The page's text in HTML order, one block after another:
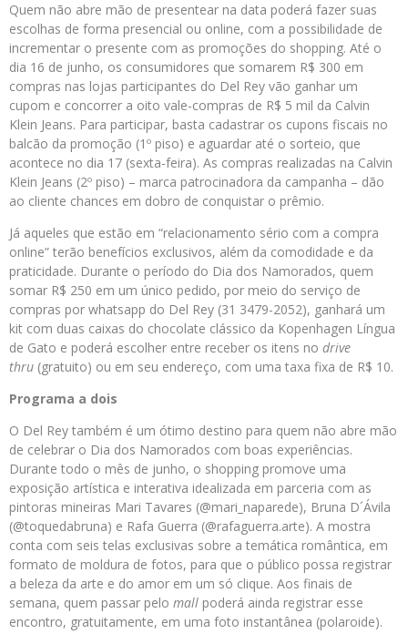
Quem não abre mão de presentear na data poderá fazer suas
escolhas de forma presencial ou online, com a possibilidade de
incrementar o presente com as promoções do shopping. Até o
dia 16 de junho, os consumidores que somarem R$ 300 em
compras nas lojas participantes do Del Rey vão ganhar um
cupom e concorrer a oito vale-compras de R$ 5 mil da Calvin
Klein Jeans. Para participar, basta cadastrar os cupons fiscais no
balcão da promoção (1º piso) e aguardar até o sorteio, que
acontece no dia 17 (sexta-feira). As compras realizadas na Calvin
Klein Jeans (2º piso) – marca patrocinadora da campanha – dão
ao cliente chances em dobro de conquistar o prêmio.
Já aqueles que estão em “relacionamento sério com a compra
online” terão benefícios exclusivos, além da comodidade e da
praticidade. Durante o período do Dia dos Namorados, quem
somar R$ 250 em um único pedido, por meio do serviço de
compras por whatsapp do Del Rey (31 3479-2052), ganhará um
kit com duas caixas do chocolate clássico da Kopenhagen Língua
de Gato e poderá escolher entre receber os itens no drive
thru (gratuito) ou em seu endereço, com uma taxa fixa de R$ 10.
Programa a dois
O Del Rey também é um ótimo destino para quem não abre mão
de celebrar o Dia dos Namorados com boas experiências.
Durante todo o mês de junho, o shopping promove uma
exposição artística e interativa idealizada em parceria com as
pintoras mineiras Mari Tavares (@mari_naparede), Bruna D´Ávila
(@toquedabruna) e Rafa Guerra (@rafaguerra.arte). A mostra
conta com seis telas exclusivas sobre a temática romântica, em
formato de moldura de fotos, para que o público possa registrar
a beleza da arte e do amor em um só clique. Aos finais de
semana, quem passar pelo mall poderá ainda registrar esse
encontro, gratuitamente, em uma foto instantânea (polaroide).